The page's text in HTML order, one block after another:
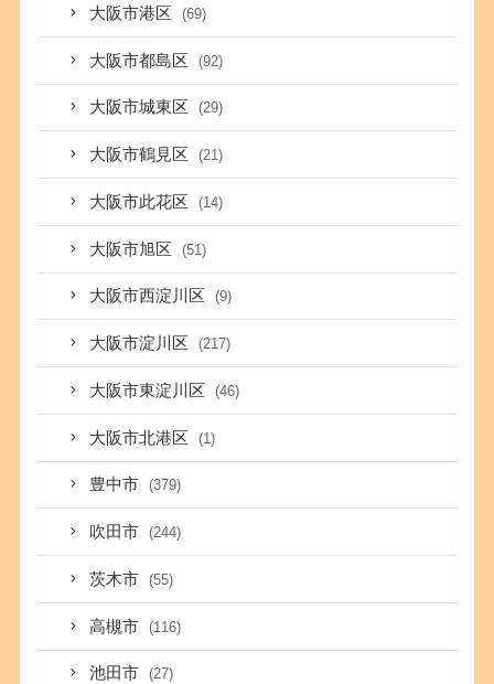
大阪市港区 (69)
大阪市都島区 (92)
大阪市城東区 (29)
大阪市鶴見区 (21)
大阪市此花区 (14)
大阪市旭区 (51)
大阪市西淀川区 (9)
大阪市淀川区 (217)
大阪市東淀川区 (46)
大阪市北港区 (1)
豊中市 (379)
吹田市 (244)
茨木市 (55)
高槻市 (116)
池田市 (27)